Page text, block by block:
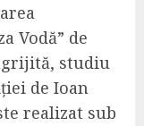
Vodă” de
studiu
de Ioan
realizat sub